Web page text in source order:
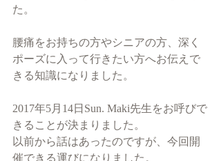
た。
腰痛をお持ちの方やシニアの方、深く
ポーズに入って行きたい方へお伝えで
きる知識になりました。
2017年5月14日Sun. Maki先生をお呼びで
きることが決まりました。
以前から話はあったのですが、今回開
催できる運びになりました。